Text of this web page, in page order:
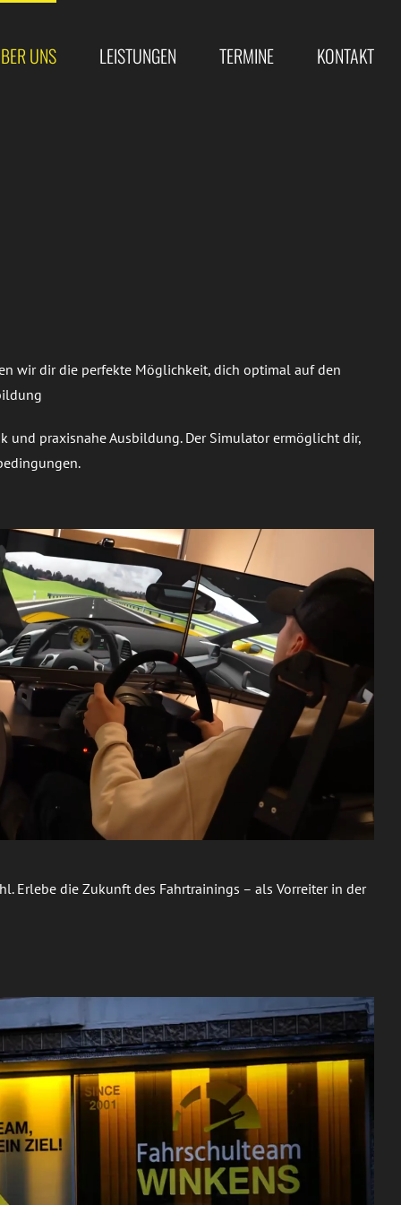
UNS LEISTUNGEN TERMINE KONTAKT
wir dir die perfekte Möglichkeit, dich optimal auf den
und praxisnahe Ausbildung. Der Simulator ermöglicht dir,
Erlebe die Zukunft des Fahrtrainings – als Vorreiter in der